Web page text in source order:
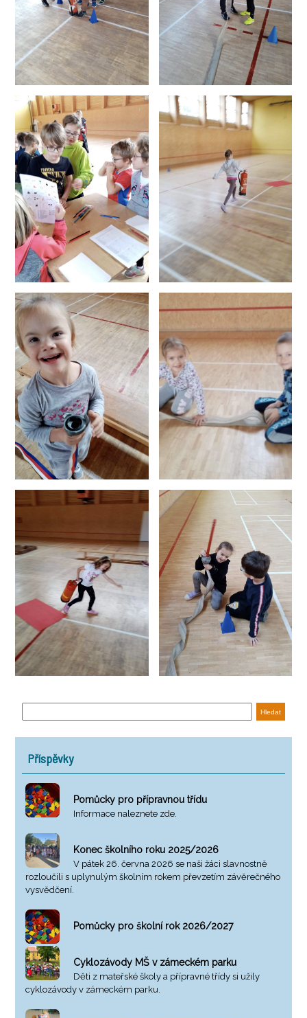
Příspěvky
Pomůcky pro přípravnou třídu
Informace naleznete zde.
Konec školního roku 2025/2026
V pátek 26. června 2026 se naši žáci slavnostně
rozloučili s uplynulým školním rokem převzetím závěrečného
vysvědčení.
Pomůcky pro školní rok 2026/2027
Cyklozávody MŠ v zámeckém parku
Děti z mateřské školy a přípravné třídy si užily
cyklozávody v zámeckém parku.